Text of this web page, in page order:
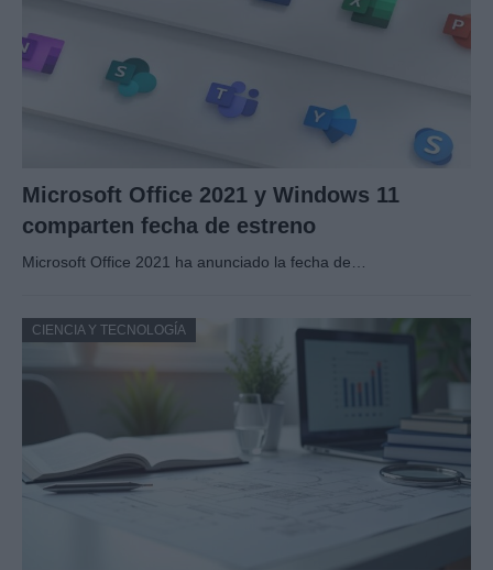
Microsoft Office 2021 y Windows 11
comparten fecha de estreno
Microsoft Office 2021 ha anunciado la fecha de…
CIENCIA Y TECNOLOGÍA